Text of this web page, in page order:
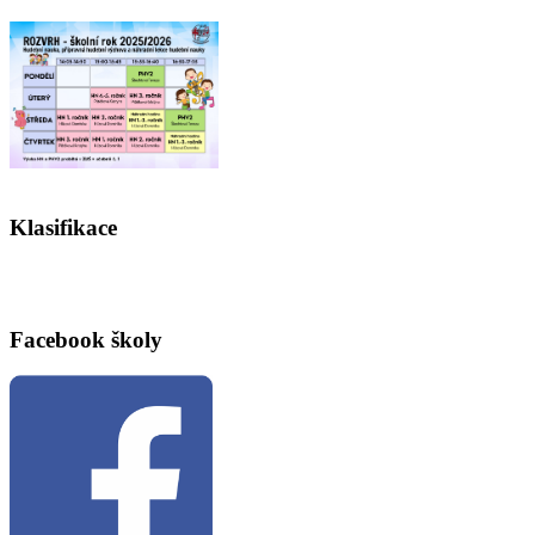
Klasifikace
Facebook školy